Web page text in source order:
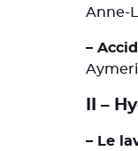
Anne-
–
II –
– Le